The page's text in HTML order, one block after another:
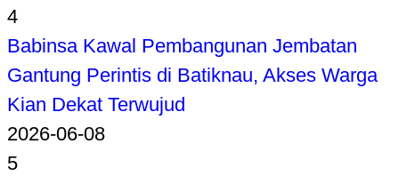
4
Babinsa Kawal Pembangunan Jembatan
Gantung Perintis di Batiknau, Akses Warga
Kian Dekat Terwujud
2026-06-08
5